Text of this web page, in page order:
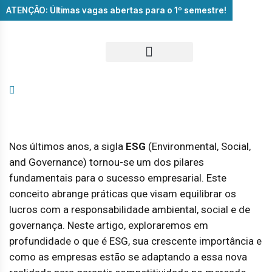
ATENÇÃO: Últimas vagas abertas para o 1º semestre!
Nos últimos anos, a sigla ESG (Environmental, Social,
and Governance) tornou-se um dos pilares
fundamentais para o sucesso empresarial. Este
conceito abrange práticas que visam equilibrar os
lucros com a responsabilidade ambiental, social e de
governança. Neste artigo, exploraremos em
profundidade o que é ESG, sua crescente importância e
como as empresas estão se adaptando a essa nova